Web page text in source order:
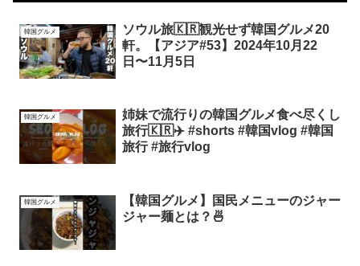
韓国グルメ
ソウル旅🇰🇷観光せず韓国グルメ20
軒。【アジア#53】2024年10月22
日〜11月5日
韓国グルメ
姉妹で流行りの韓国グルメ食べ尽くし
旅行🇰🇷✈️ #shorts #韓国vlog #韓国
旅行 #旅行vlog
韓国グルメ
【韓国グルメ】国民メニューのジャー
ジャー麺とは？🍜